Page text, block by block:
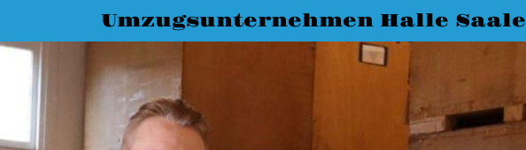
Umzugsunternehmen Halle Saale